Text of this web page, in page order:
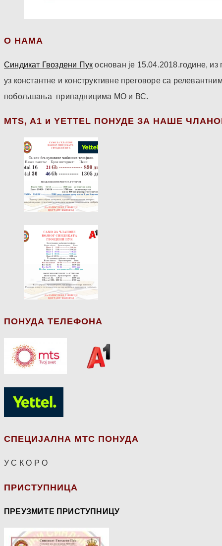
О НАМА
Синдикат Гвоздени Пук основан је 15.04.2018.године,
уз константне и конструктивне преговоре са
побољшања припадницима МО и ВС.
МТS, A1 и YETTEL ПОНУДЕ ЗА НАШЕ
ПОНУДА ТЕЛЕФОНА
СПЕЦИЈАЛНА МТС ПОНУДА
У С К О Р О
ПРИСТУПНИЦА
ПРЕУЗМИТЕ ПРИСТУПНИЦУ